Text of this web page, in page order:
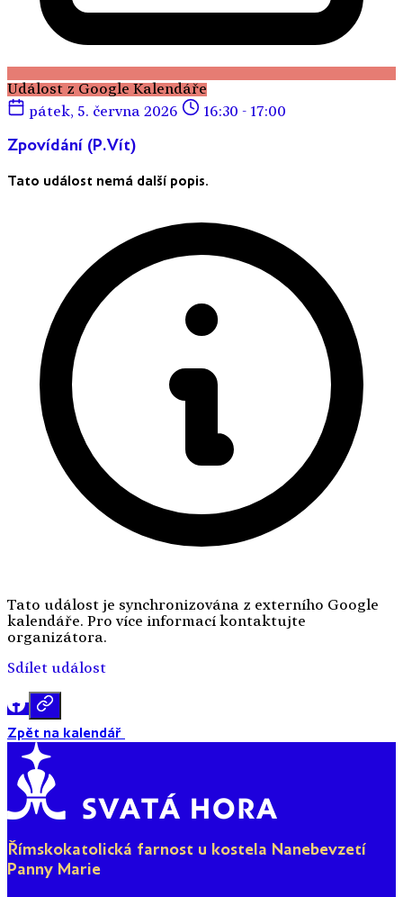
Událost z Google Kalendáře
pátek, 5. června 2026
16:30 - 17:00
Zpovídání (P.Vít)
Tato událost nemá další popis.
Tato událost je synchronizována z externího Google
kalendáře. Pro více informací kontaktujte
organizátora.
Sdílet událost
Zpět na kalendář
Římskokatolická farnost u kostela Nanebevzetí
Panny Marie